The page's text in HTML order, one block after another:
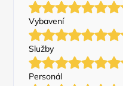
Vybavení
Služby
Personál